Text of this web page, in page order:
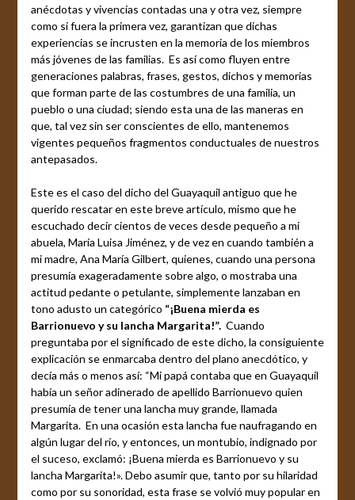
anécdotas y vivencias contadas una y otra vez, siempre
como si fuera la primera vez, garantizan que dichas
experiencias se incrusten en la memoria de los miembros
más jóvenes de las familias. Es así como fluyen entre
generaciones palabras, frases, gestos, dichos y memorias
que forman parte de las costumbres de una familia, un
pueblo o una ciudad; siendo esta una de las maneras en
que, tal vez sin ser conscientes de ello, mantenemos
vigentes pequeños fragmentos conductuales de nuestros
antepasados.
Este es el caso del dicho del Guayaquil antiguo que he
querido rescatar en este breve artículo, mismo que he
escuchado decir cientos de veces desde pequeño a mi
abuela, María Luisa Jiménez, y de vez en cuando también a
mi madre, Ana María Gilbert, quienes, cuando una persona
presumía exageradamente sobre algo, o mostraba una
actitud pedante o petulante, simplemente lanzaban en
tono adusto un categórico “¡Buena mierda es
Barrionuevo y su lancha Margarita!”.Cuando
preguntaba por el significado de este dicho, la consiguiente
explicación se enmarcaba dentro del plano anecdótico, y
decía más o menos así: “Mi papá contaba que en Guayaquil
había un señor adinerado de apellido Barrionuevo quien
presumía de tener una lancha muy grande, llamada
Margarita. En una ocasión esta lancha fue naufragando en
algún lugar del río, y entonces, un montubio, indignado por
el suceso, exclamó: ¡Buena mierda es Barrionuevo y su
lancha Margarita!». Debo asumir que, tanto por su hilaridad
como por su sonoridad, esta frase se volvió muy popular en